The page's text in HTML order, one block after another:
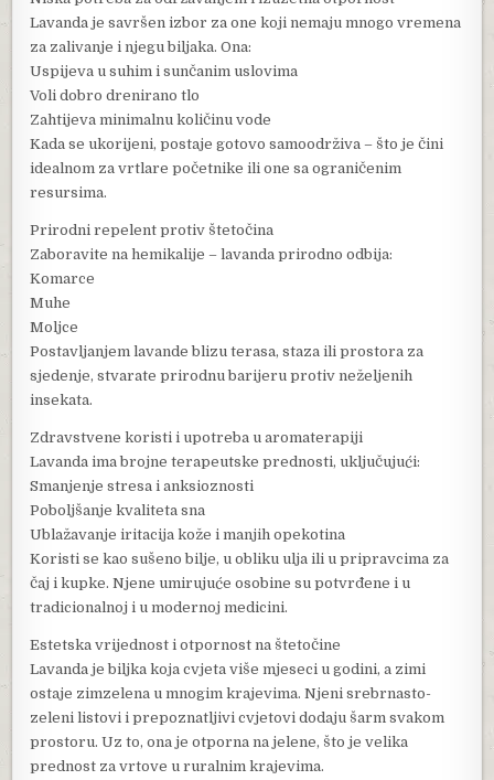
Lavanda je savršen izbor za one koji nemaju mnogo vremena
za zalivanje i njegu biljaka. Ona:
Uspijeva u suhim i sunčanim uslovima
Voli dobro drenirano tlo
Zahtijeva minimalnu količinu vode
Kada se ukorijeni, postaje gotovo samoodrživa – što je čini
idealnom za vrtlare početnike ili one sa ograničenim
resursima.
Prirodni repelent protiv štetočina
Zaboravite na hemikalije – lavanda prirodno odbija:
Komarce
Muhe
Moljce
Postavljanjem lavande blizu terasa, staza ili prostora za
sjedenje, stvarate prirodnu barijeru protiv neželjenih
insekata.
Zdravstvene koristi i upotreba u aromaterapiji
Lavanda ima brojne terapeutske prednosti, uključujući:
Smanjenje stresa i anksioznosti
Poboljšanje kvaliteta sna
Ublažavanje iritacija kože i manjih opekotina
Koristi se kao sušeno bilje, u obliku ulja ili u pripravcima za
čaj i kupke. Njene umirujuće osobine su potvrđene i u
tradicionalnoj i u modernoj medicini.
Estetska vrijednost i otpornost na štetočine
Lavanda je biljka koja cvjeta više mjeseci u godini, a zimi
ostaje zimzelena u mnogim krajevima. Njeni srebrnasto-
zeleni listovi i prepoznatljivi cvjetovi dodaju šarm svakom
prostoru. Uz to, ona je otporna na jelene, što je velika
prednost za vrtove u ruralnim krajevima.